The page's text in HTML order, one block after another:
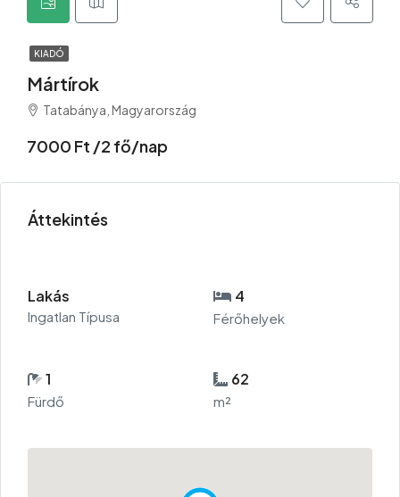
KIADÓ
Mártírok
Tatabánya, Magyarország
7000 Ft /2 fő/nap
Áttekintés
Lakás
Ingatlan Típusa
4
Férőhelyek
1
Fürdő
62
m²